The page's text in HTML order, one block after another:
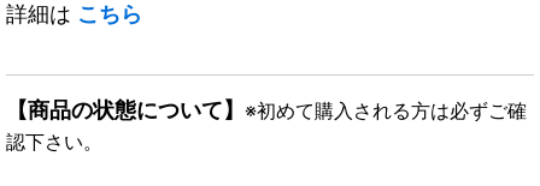
詳細は こちら
【商品の状態について】 ※初めて購入される方は必ずご確
認下さい。